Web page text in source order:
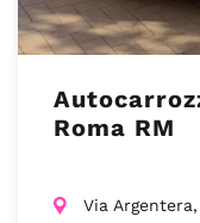
Roma RM
Via